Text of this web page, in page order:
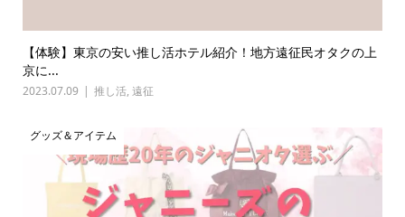
【体験】東京の安い推し活ホテル紹介！地方遠征民オタクの上
京に...
2023.07.09 推し活, 遠征
グッズ＆アイテム